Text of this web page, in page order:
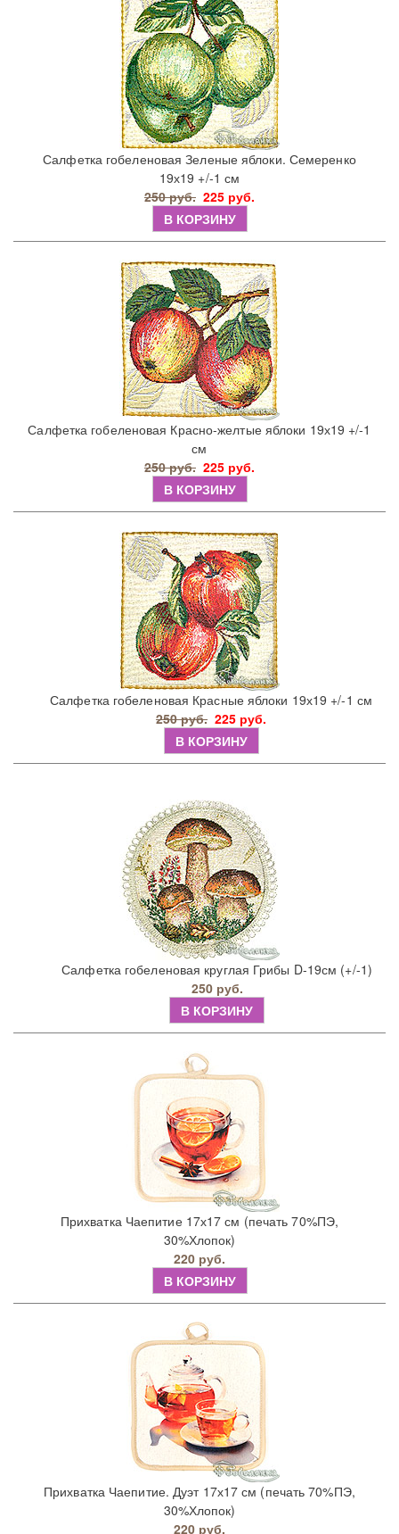
Салфетка гобеленовая Зеленые яблоки. Семеренко
19х19 +/-1 см
250 руб. 225 руб.
В КОРЗИНУ
Салфетка гобеленовая Красно-желтые яблоки 19х19 +/-1
см
250 руб. 225 руб.
В КОРЗИНУ
Салфетка гобеленовая Красные яблоки 19х19 +/-1 см
250 руб. 225 руб.
В КОРЗИНУ
Салфетка гобеленовая круглая Грибы D-19см (+/-1)
250 руб.
В КОРЗИНУ
Прихватка Чаепитие 17х17 см (печать 70%ПЭ,
30%Хлопок)
220 руб.
В КОРЗИНУ
Прихватка Чаепитие. Дуэт 17х17 см (печать 70%ПЭ,
30%Хлопок)
220 руб.